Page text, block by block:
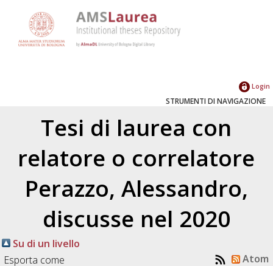
Login
STRUMENTI DI NAVIGAZIONE
Tesi di laurea con
relatore o correlatore
Perazzo, Alessandro,
discusse nel 2020
Su di un livello
Esporta come
Atom